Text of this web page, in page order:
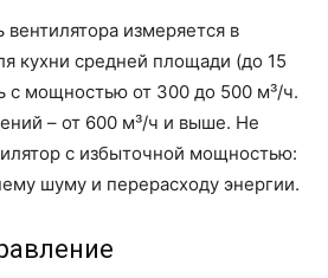
вентилятора измеряется в
кухни средней площади (до 15
с мощностью от 300 до 500 м³/ч.
– от 600 м³/ч и выше. Не
с избыточной мощностью:
шуму и перерасходу энергии.